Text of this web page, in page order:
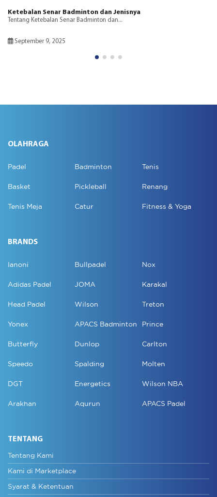
Ketebalan Senar Badminton dan Jenisnya
Tentang Ketebalan Senar Badminton dan...
September 9, 2025
OLAHRAGA
Padel Badminton Tenis
Basket Pickleball Renang
Tenis Meja Catur Fitness & Yoga
BRANDS
Ianoni Bullpadel Nox
Adidas Padel JOMA Karakal
Head Padel Wilson Treton
Yonex APACS Badminton Prince
Butterfly Dunlop Carlton
Speedo Spalding Molten
DGT Energetics Wilson NBA
Arakhan Aqurun APACS Padel
TENTANG
Tentang Kami
Kami di Marketplace
Syarat & Ketentuan